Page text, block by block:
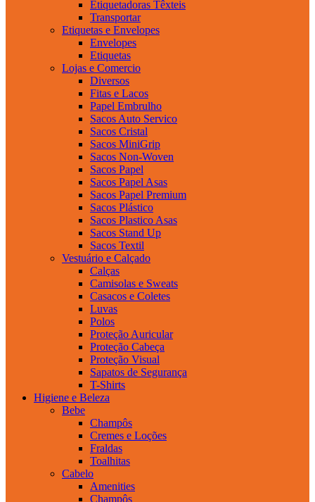
Etiquetadoras Têxteis
Transportar
Etiquetas e Envelopes
Envelopes
Etiquetas
Lojas e Comercio
Diversos
Fitas e Lacos
Papel Embrulho
Sacos Auto Servico
Sacos Cristal
Sacos MiniGrip
Sacos Non-Woven
Sacos Papel
Sacos Papel Asas
Sacos Papel Premium
Sacos Plástico
Sacos Plastico Asas
Sacos Stand Up
Sacos Textil
Vestuário e Calçado
Calças
Camisolas e Sweats
Casacos e Coletes
Luvas
Polos
Proteção Auricular
Proteção Cabeça
Proteção Visual
Sapatos de Segurança
T-Shirts
Higiene e Beleza
Bebe
Champôs
Cremes e Loções
Fraldas
Toalhitas
Cabelo
Amenities
Champôs